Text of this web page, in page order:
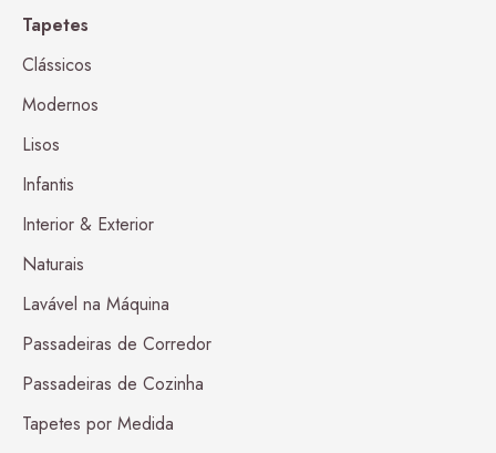
Tapetes
Clássicos
Modernos
Lisos
Infantis
Interior & Exterior
Naturais
Lavável na Máquina
Passadeiras de Corredor
Passadeiras de Cozinha
Tapetes por Medida